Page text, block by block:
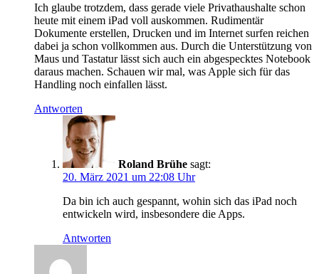
Ich glaube trotzdem, dass gerade viele Privathaushalte schon
heute mit einem iPad voll auskommen. Rudimentär
Dokumente erstellen, Drucken und im Internet surfen reichen
dabei ja schon vollkommen aus. Durch die Unterstützung von
Maus und Tastatur lässt sich auch ein abgespecktes Notebook
daraus machen. Schauen wir mal, was Apple sich für das
Handling noch einfallen lässt.
Antworten
Roland Brühe sagt:
20. März 2021 um 22:08 Uhr
Da bin ich auch gespannt, wohin sich das iPad noch
entwickeln wird, insbesondere die Apps.
Antworten